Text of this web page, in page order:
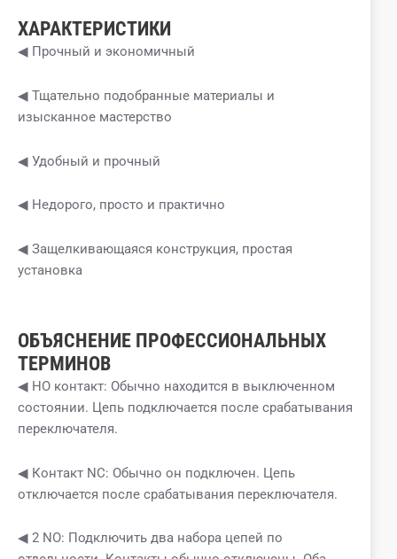
ХАРАКТЕРИСТИКИ
◀ Прочный и экономичный
◀ Тщательно подобранные материалы и
изысканное мастерство
◀ Удобный и прочный
◀ Недорого, просто и практично
◀ Защелкивающаяся конструкция, простая
установка
ОБЪЯСНЕНИЕ ПРОФЕССИОНАЛЬНЫХ
ТЕРМИНОВ
◀ НО контакт: Обычно находится в выключенном
состоянии. Цепь подключается после срабатывания
переключателя.
◀ Контакт NC: Обычно он подключен. Цепь
отключается после срабатывания переключателя.
◀ 2 NO: Подключить два набора цепей по